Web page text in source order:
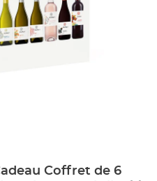
Coffret de 6